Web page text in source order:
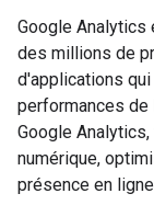
Google Analytics
des millions de
d'applications
performances de
Google
numérique,
présence en